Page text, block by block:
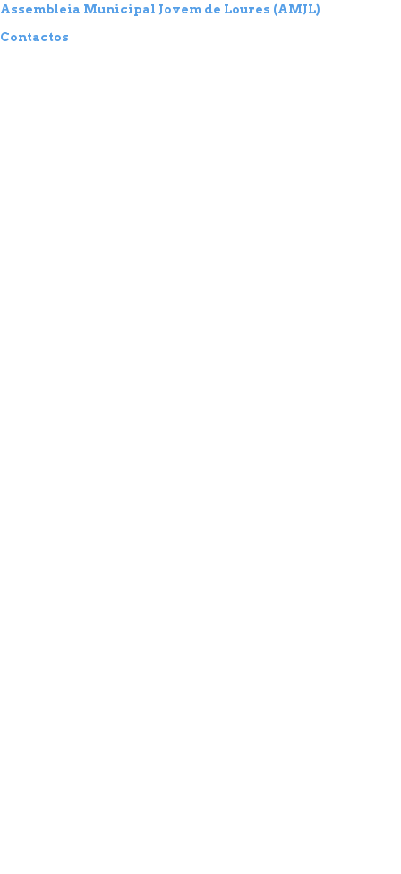
Assembleia Municipal Jovem de Loures (AMJL)
Contactos